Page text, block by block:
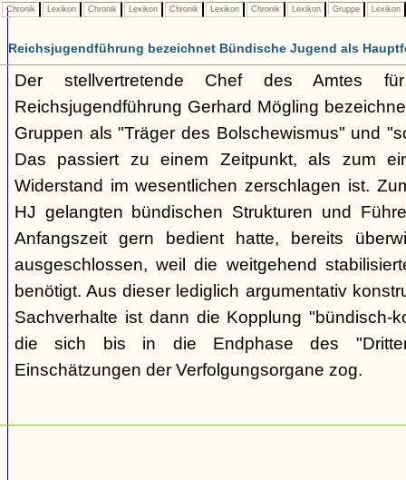
Chronik Lexikon Chronik Lexikon Chronik Lexikon Chronik Lexikon Gruppe Lexikon
Reichsjugendführung bezeichnet Bündische Jugend als
Der stellvertretende Chef des Amtes
Reichsjugendführung Gerhard Mögling
Gruppen als "Träger des Bolschewismus" und
Das passiert zu einem Zeitpunkt, als zum
Widerstand im wesentlichen zerschlagen ist.
HJ gelangten bündischen Strukturen und
Anfangszeit gern bedient hatte, bereits
ausgeschlossen, weil die weitgehend
benötigt. Aus dieser lediglich argumentativ
Sachverhalte ist dann die Kopplung "bündisch-
die sich bis in die Endphase des
Einschätzungen der Verfolgungsorgane zog.